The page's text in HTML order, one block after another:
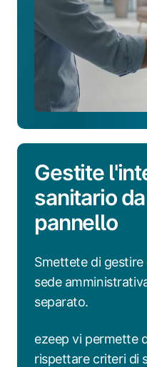
Gestite
sanitario
pannello
Smettete di
sede
separato.
ezeep vi permette
rispettare criteri di